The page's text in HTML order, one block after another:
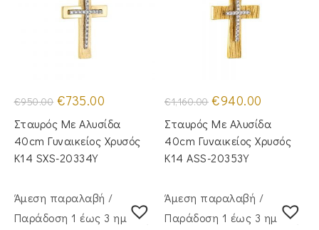
€950.00 Original
price
was:
€950.00.
€735.00
τιμή
είναι:
€735.00.
Σταυρός Mε Aλυσίδα
40cm Γυναικείος Χρυσός
Κ14 SXS-20334Y
€1,160.00 Original
price
was:
€1,160.00.
€940.00
τιμή
είναι:
€940.00.
Σταυρός Με Αλυσίδα
40cm Γυναικείος Χρυσός
Κ14 ASS-20353Y
Άμεση παραλαβή /
Παράδoση 1 έως 3 ημέρες
Άμεση παραλαβή /
Παράδoση 1 έως 3 ημέρες